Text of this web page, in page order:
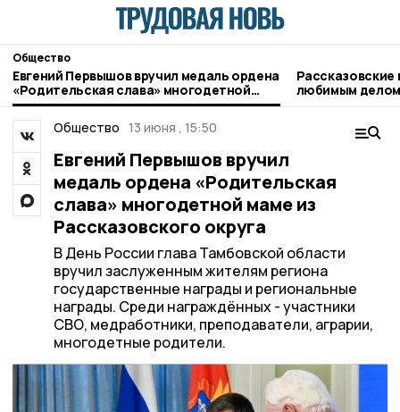
Общество
Евгений Первышов вручил медаль ордена
«Родительская слава» многодетной
маме из Рассказовского округа
любимым делом
Общество 13 июня , 15:50
Евгений Первышов вручил
медаль ордена «Родительская
слава» многодетной маме из
Рассказовского округа
В День России глава Тамбовской области
вручил заслуженным жителям региона
государственные награды и региональные
награды. Среди награждённых - участники
СВО, медработники, преподаватели, аграрии,
многодетные родители.